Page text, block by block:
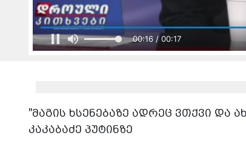
"მაგის ხსენებაზე ადრეც ვთქვი და
კაკაბაძე პუტინზე